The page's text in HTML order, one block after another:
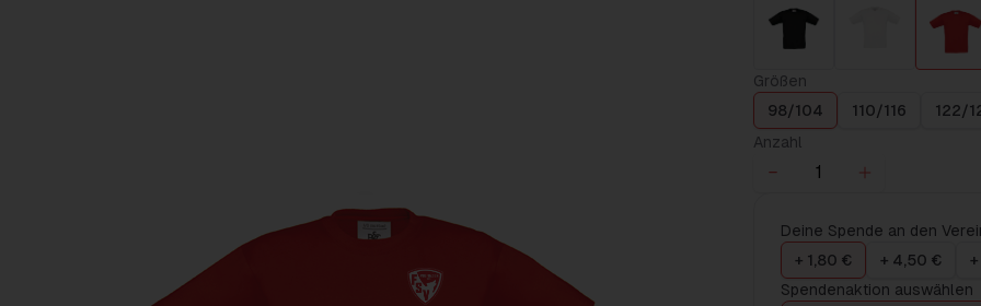
Größen
98/104
110/116 122/
Anzahl
Deine Spende an den
+ 1,80 €
+ 4,50 €
Spendenaktion auswählen